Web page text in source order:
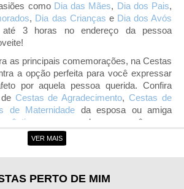
como Dia das Mães, Dia dos Pais,
, Dia das Crianças e Dia dos Avós
3 horas no endereço da pessoa
as principais comemorações, na Cestas
a opção perfeita para você expressar
por aquela pessoa querida. Confira
Cestas de Agradecimento,Cestas de
de Maternidade da esposa ou amiga
e surpreenda quem você ama.
em Eunápolis
e emocionar aquela pessoa querida a
VER MAIS
PERTO DE MIM